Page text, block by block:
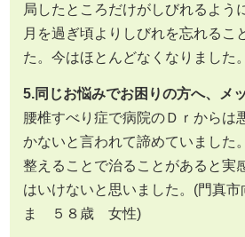
局したところだけがしびれるよう
月を過ぎ頃よりしびれを忘れるこ
た。今はほとんどなくなりました。
5.同じお悩みでお困りの方へ、メ
腰椎すべり症で病院のＤｒからは
かないと言われて諦めていました
整えることで治ることがあると実
はいけないと思いました。(門真
ま ５８歳 女性)